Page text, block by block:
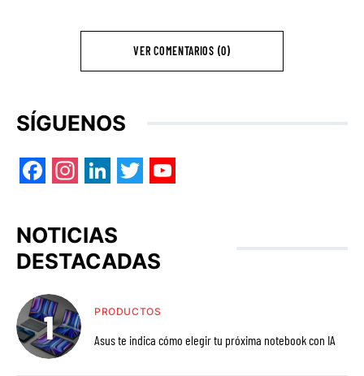
VER COMENTARIOS (0)
SÍGUENOS
NOTICIAS
DESTACADAS
PRODUCTOS
Asus te indica cómo elegir tu próxima notebook con IA